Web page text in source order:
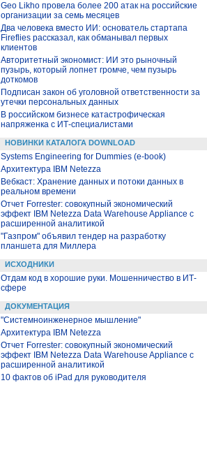
Geo Likho провела более 200 атак на российские
организации за семь месяцев
Два человека вместо ИИ: основатель стартапа
Fireflies рассказал, как обманывал первых
клиентов
Авторитетный экономист: ИИ это рыночный
пузырь, который лопнет громче, чем пузырь
доткомов
Подписан закон об уголовной ответственности за
утечки персональных данных
В российском бизнесе катастрофическая
напряженка с ИТ-специалистами
НОВИНКИ КАТАЛОГА DOWNLOAD
Systems Engineering for Dummies (e-book)
Архитектура IBM Netezza
Вебкаст: Хранение данных и потоки данных в
реальном времени
Отчет Forrester: совокупный экономический
эффект IBM Netezza Data Warehouse Appliance с
расширенной аналитикой
"Газпром" объявил тендер на разработку
планшета для Миллера
ИСХОДНИКИ
Отдам код в хорошие руки. Мошенничество в ИТ-
сфере
ДОКУМЕНТАЦИЯ
"Системноинженерное мышление"
Архитектура IBM Netezza
Отчет Forrester: совокупный экономический
эффект IBM Netezza Data Warehouse Appliance с
расширенной аналитикой
10 фактов об iPad для руководителя